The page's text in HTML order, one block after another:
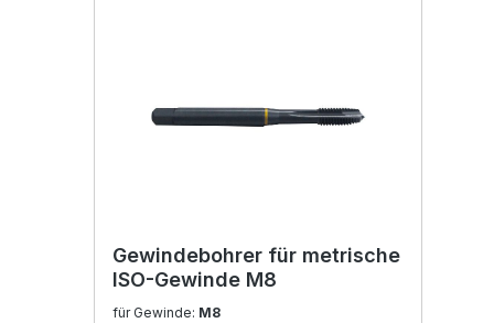
Gewindebohrer für metrische
ISO-Gewinde M8
für Gewinde: M8